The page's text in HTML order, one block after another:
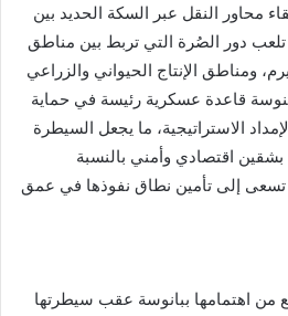
محاور النقل عبر السكة الحديد بين
دور الصُرة التي تربط بين مناطق
ومناطق الإنتاج الحيواني والزراعي
قاعدة عسكرية رئيسة في حماية
الاستراتيجية، ما يجعل السيطرة
بشقين اقتصادي وأمني بالنسبة
تسعى إلى تأمين نطاق نفوذها في عمق
من اهتمامها ببانوسة عقب سيطرتها